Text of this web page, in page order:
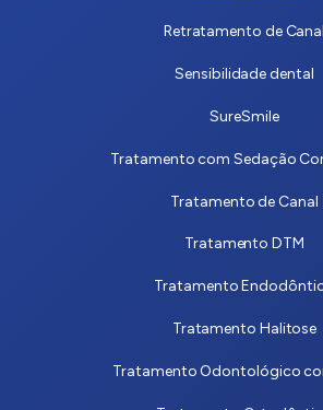
Retratamento de Canal
Sensibilidade dental
SureSmile
Tratamento com Sedação
Tratamento de Canal
Tratamento DTM
Tratamento
Tratamento Halitose
Tratamento Odontológico